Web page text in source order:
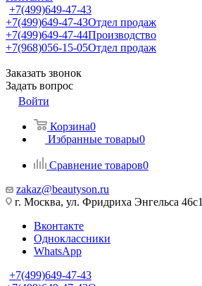
+7(499)649-47-43
+7(499)649-47-43Отдел продаж
+7(499)649-47-44Производство
+7(968)056-15-05Отдел продаж
Заказать звонок
Задать вопрос
Войти
Корзина0
Избранные товары0
Сравнение товаров0
zakaz@beautyson.ru
г. Москва, ул. Фридриха Энгельса 46с1
Вконтакте
Одноклассники
WhatsApp
+7(499)649-47-43